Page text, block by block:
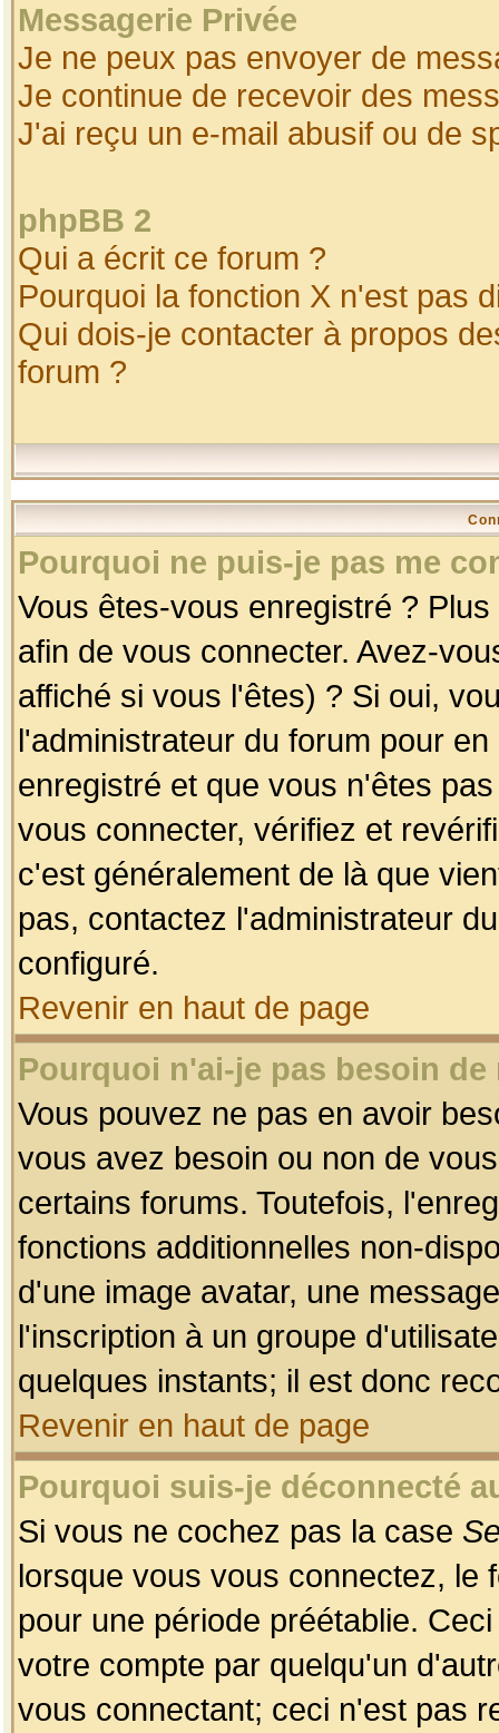
Messagerie Privée
Je ne peux pas envoyer de
Je continue de recevoir des
J'ai reçu un e-mail abusif ou de
phpBB 2
Qui a écrit ce forum ?
Pourquoi la fonction X n'est pas
Qui dois-je contacter à propos
forum ?
Pourquoi ne puis-je pas me
Vous êtes-vous enregistré ?
afin de vous connecter. Avez-
affiché si vous l'êtes) ? Si oui,
l'administrateur du forum pour
enregistré et que vous n'êtes
vous connecter, vérifiez et
c'est généralement de là que
pas, contactez l'administrateur
configuré.
Revenir en haut de page
Pourquoi n'ai-je pas besoin
Vous pouvez ne pas en avoir
vous avez besoin ou non de
certains forums. Toutefois,
fonctions additionnelles non-
d'une image avatar, une
l'inscription à un groupe
quelques instants; il est donc
Revenir en haut de page
Pourquoi suis-je déconnecté
Si vous ne cochez pas la case
lorsque vous vous connectez, le
pour une période préétablie.
votre compte par quelqu'un
vous connectant; ceci n'est pas